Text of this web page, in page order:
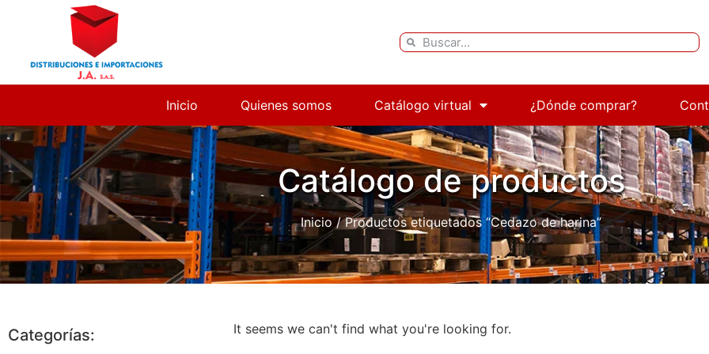
Inicio Quienes somos Catálogo virtual ¿Dónde comprar?
Catálogo de productos
Inicio/ Productos etiquetados “Cedazo de harina”
Categorías: It seems we can't find what you're looking for.